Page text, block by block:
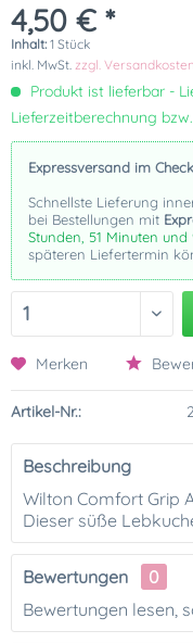
4,50 € *
Inhalt: 1 Stück
inkl. MwSt. zzgl. Versandkosten
Produkt ist lieferbar -
Lieferzeitberechnung
Expressversand im
Schnellste Lieferung
bei Bestellungen mit
Stunden, 51 Minuten und
späteren Liefertermin
Merken
Artikel-Nr.:
Beschreibung
Wilton Comfort Grip
Dieser süße
Bewertungen
0
Bewertungen lesen,